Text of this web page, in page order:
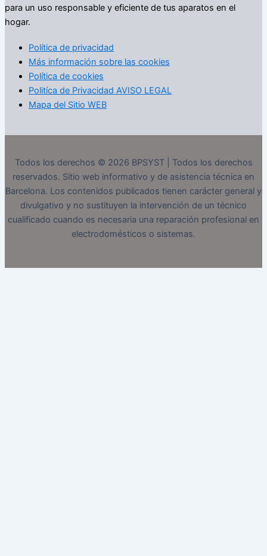
para un uso responsable y eficiente de tus aparatos en el
hogar.
Política de privacidad
Más información sobre las cookies
Política de cookies
Politíca de Privacidad AVISO LEGAL
Mapa del Sitio WEB
Todos los derechos © 2026 BPSYST | Todos los derechos
reservados. Sitio web informativo y de asistencia técnica en
Barcelona. Los contenidos publicados tienen carácter general y
divulgativo y no sustituyen la intervención de un técnico
cualificado cuando es necesaria una reparación profesional en
electrodomésticos o sistemas.